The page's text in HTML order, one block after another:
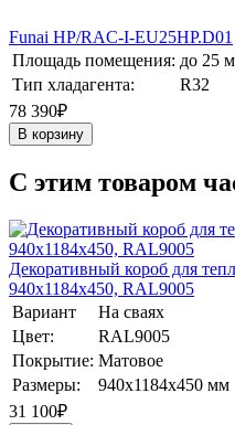
Funai HP/RAC-I-EU25HP.D01
Площадь помещения: до 25
Тип хладагента:
R32
78 390₽
В корзину
C этим товаром
Декоративный короб для
940х1184х450, RAL9005
Вариант
На сваях
Цвет:
RAL9005
Покрытие: Матовое
Размеры:
940х1184х450 мм
31 100₽